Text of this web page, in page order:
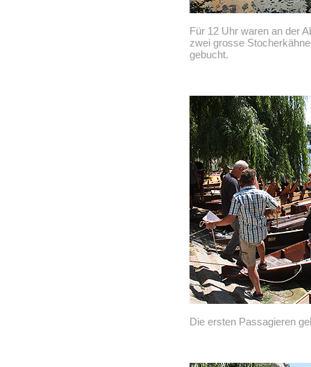
Für 12 Uhr waren an der
zwei grosse
gebucht.
Die ersten Passagieren